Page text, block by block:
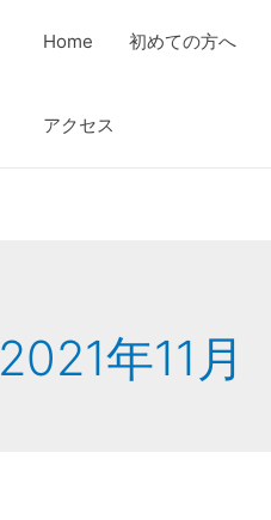
Home 初めての方へ
アクセス
2021年11月